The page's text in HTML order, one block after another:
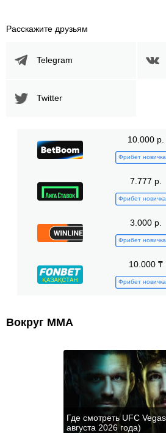
Расскажите друзьям
Telegram
Twitter
10.000 р.
Фрибет
7.777 р.
Фрибет
3.000 р.
Фрибет
10.000 ₸
Фрибет
Вокруг ММА
Где смотреть UFC
августа 2026 года)